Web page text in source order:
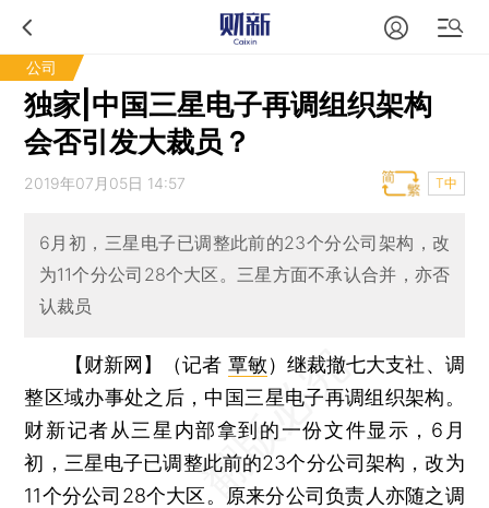
公司
独家|中国三星电子再调组织架构
会否引发大裁员？
2019年07月05日 14:57 T中
6月初，三星电子已调整此前的23个分公司架构，改
为11个分公司28个大区。三星方面不承认合并，亦否
认裁员
【财新网】（记者 覃敏） 继裁撤七大支社、调
整区域办事处之后，中国三星电子再调组织架构。
财新记者从三星内部拿到的一份文件显示，6月
初，三星电子已调整此前的23个分公司架构，改为
11个分公司28个大区。原来分公司负责人亦随之调